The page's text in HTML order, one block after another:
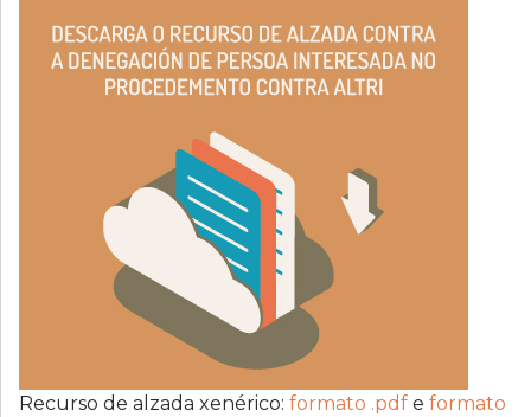
Recurso de alzada xenérico: formato .pdf e formato